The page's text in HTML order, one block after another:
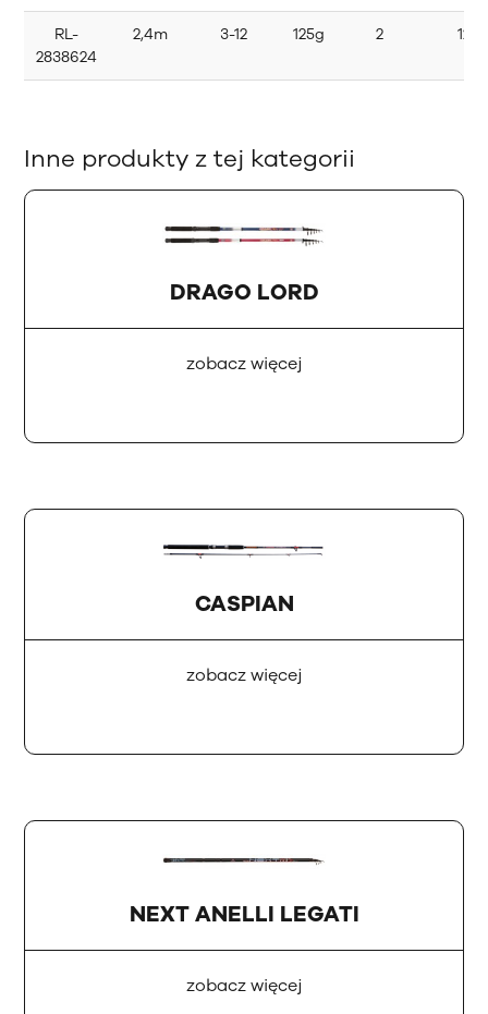
RL-
2838624
2,4m 3-12 125g 2
Inne produkty z tej kategorii
DRAGO LORD
zobacz więcej
CASPIAN
zobacz więcej
NEXT ANELLI LEGATI
zobacz więcej